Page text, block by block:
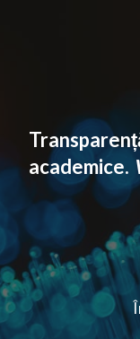
academice.